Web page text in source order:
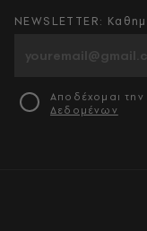
NEWSLETTER:
Αποδέχομαι την
Δεδομένων